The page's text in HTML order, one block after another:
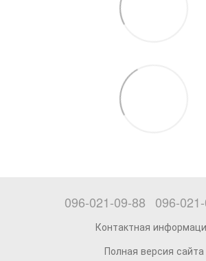
096-021-09-88 096-
Контактная
Полная версия сайта